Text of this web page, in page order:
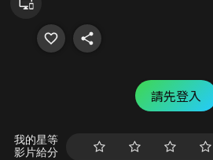
請先登入
我的星等
影片給分